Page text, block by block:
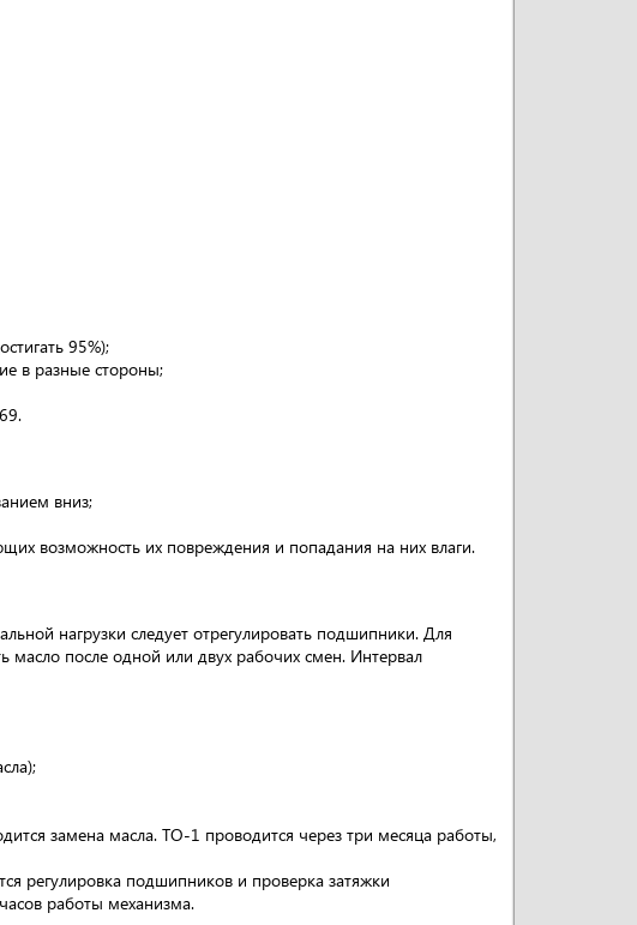
95%);
в разные стороны;
вниз;
возможность их повреждения и попадания на них влаги.
нагрузки следует отрегулировать подшипники. Для
масло после одной или двух рабочих смен. Интервал
замена масла. ТО-1 проводится через три месяца работы,
регулировка подшипников и проверка затяжки
работы механизма.